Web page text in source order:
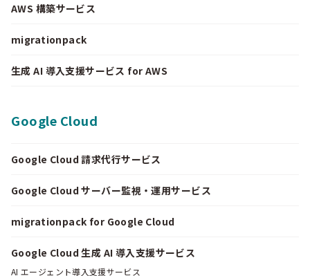
AWS 構築サービス
migrationpack
生成 AI 導入支援サービス for AWS
Google Cloud
Google Cloud 請求代行サービス
Google Cloud サーバー監視・運用サービス
migrationpack for Google Cloud
Google Cloud 生成 AI 導入支援サービス
AI エージェント導入支援サービス